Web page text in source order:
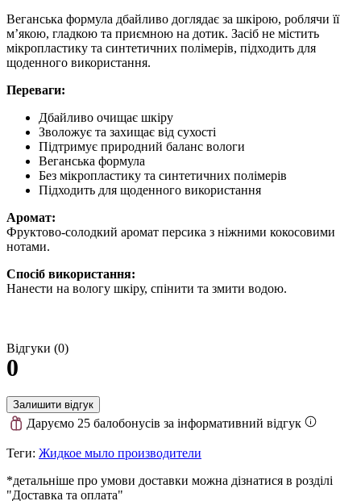
Веганська формула дбайливо доглядає за шкірою, роблячи її
м’якою, гладкою та приємною на дотик. Засіб не містить
мікропластику та синтетичних полімерів, підходить для
щоденного використання.
Переваги:
Дбайливо очищає шкіру
Зволожує та захищає від сухості
Підтримує природний баланс вологи
Веганська формула
Без мікропластику та синтетичних полімерів
Підходить для щоденного використання
Аромат:
Фруктово-солодкий аромат персика з ніжними кокосовими
нотами.
Спосіб використання:
Нанести на вологу шкіру, спінити та змити водою.
Відгуки (0)
0
Залишити відгук
Даруємо 25 балобонусів за інформативний відгук
Теги: Жидкое мыло производители
*детальніше про умови доставки можна дізнатися в розділі
"Доставка та оплата"